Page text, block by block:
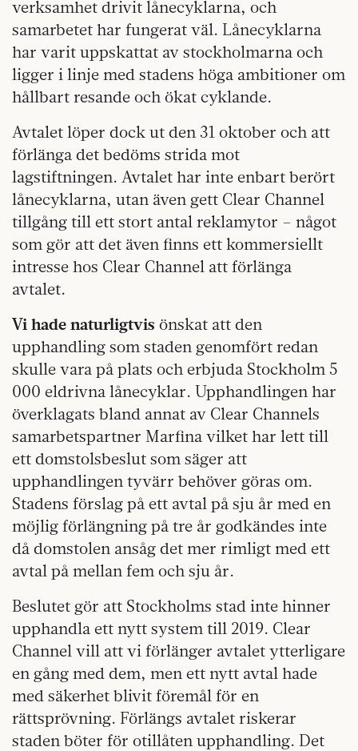
verksamhet drivit lånecyklarna, och
samarbetet har fungerat väl. Lånecyklarna
har varit uppskattat av stockholmarna och
ligger i linje med stadens höga ambitioner om
hållbart resande och ökat cyklande.
Avtalet löper dock ut den 31 oktober och att
förlänga det bedöms strida mot
lagstiftningen. Avtalet har inte enbart berört
lånecyklarna, utan även gett Clear Channel
tillgång till ett stort antal reklamytor – något
som gör att det även finns ett kommersiellt
intresse hos Clear Channel att förlänga
avtalet.
Vi hade naturligtvis önskat att den
upphandling som staden genomfört redan
skulle vara på plats och erbjuda Stockholm 5
000 eldrivna lånecyklar. Upphandlingen har
överklagats bland annat av Clear Channels
samarbetspartner Marfina vilket har lett till
ett domstolsbeslut som säger att
upphandlingen tyvärr behöver göras om.
Stadens förslag på ett avtal på sju år med en
möjlig förlängning på tre år godkändes inte
då domstolen ansåg det mer rimligt med ett
avtal på mellan fem och sju år.
Beslutet gör att Stockholms stad inte hinner
upphandla ett nytt system till 2019. Clear
Channel vill att vi förlänger avtalet ytterligare
en gång med dem, men ett nytt avtal hade
med säkerhet blivit föremål för en
rättsprövning. Förlängs avtalet riskerar
staden böter för otillåten upphandling. Det